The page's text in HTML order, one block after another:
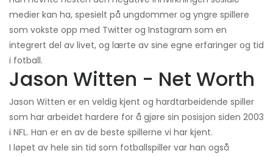
medier kan ha, spesielt på ungdommer og yngre spillere
som vokste opp med Twitter og Instagram som en
integrert del av livet, og lærte av sine egne erfaringer og tid
i fotball.
Jason Witten - Net Worth
Jason Witten er en veldig kjent og hardtarbeidende spiller
som har arbeidet hardere for å gjøre sin posisjon siden 2003
i NFL. Han er en av de beste spillerne vi har kjent.
I løpet av hele sin tid som fotballspiller var han også